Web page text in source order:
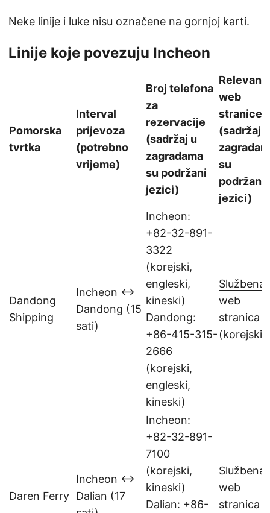
Neke linije i luke nisu označene na gornjoj karti.
Linije koje povezuju Incheon
Pomorska
tvrtka
Interval
prijevoza
(potrebno
vrijeme)
Broj telefona
za
rezervacije
(sadržaj u
zagradama
su podržani
jezici)
web
stranice
(sadržaj u
su
podržani
jezici)
Dandong
Shipping
Incheon ↔
Dandong (15
sati)
Incheon:
+82-32-891-
3322
(korejski,
engleski,
kineski)
Dandong:
+86-415-315-
2666
(korejski,
engleski,
kineski)
Službena
web
stranica
(korejski)
Daren Ferry
Incheon ↔
Dalian (17
Incheon:
+82-32-891-
7100
(korejski,
kineski)
Dalian: +86-
Službena
web
stranica